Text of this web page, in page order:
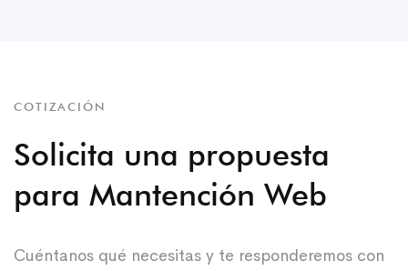
COTIZACIÓN
Solicita una propuesta
para Mantención Web
Cuéntanos qué necesitas y te responderemos con